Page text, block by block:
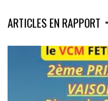
ARTICLES EN RAPPORT